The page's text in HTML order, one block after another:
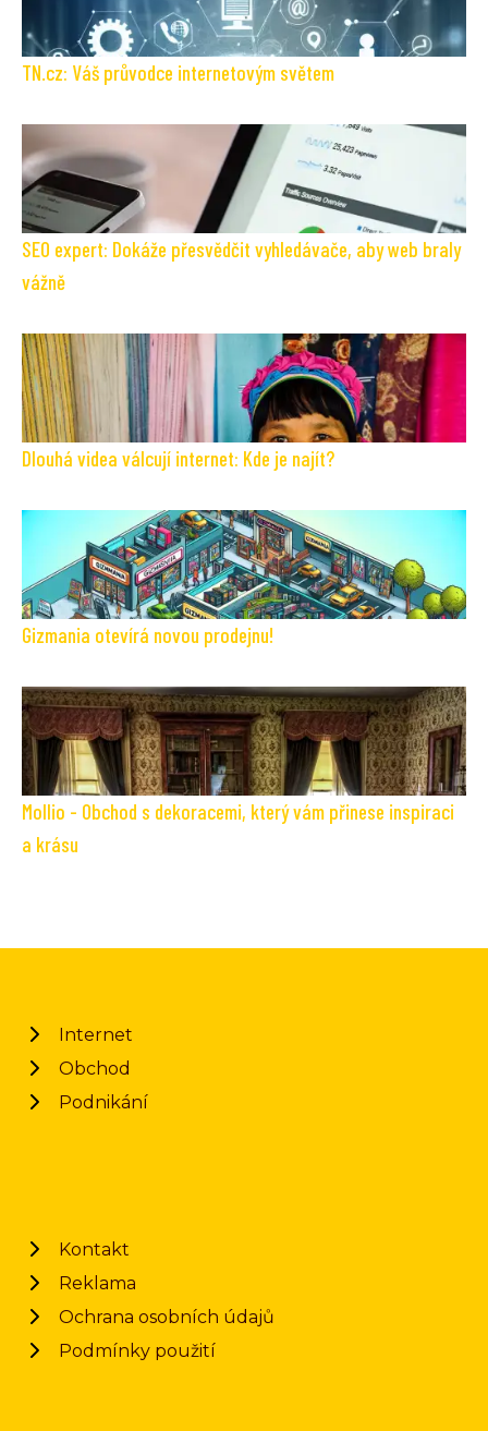
TN.cz: Váš průvodce internetovým světem
SEO expert: Dokáže přesvědčit vyhledávače, aby web braly
vážně
Dlouhá videa válcují internet: Kde je najít?
Gizmania otevírá novou prodejnu!
Mollio - Obchod s dekoracemi, který vám přinese inspiraci
a krásu
Internet
Obchod
Podnikání
Kontakt
Reklama
Ochrana osobních údajů
Podmínky použití